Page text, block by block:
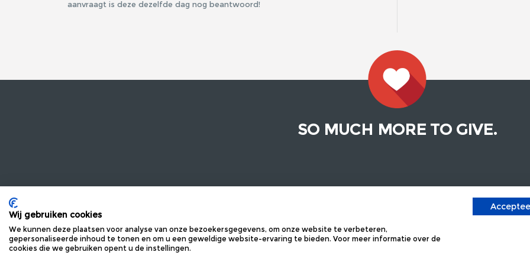
Wij gebruiken cookies
We kunnen deze plaatsen voor analyse van onze bezoekersgegevens, om onze website te verbeteren,
gepersonaliseerde inhoud te tonen en om u een geweldige website-ervaring te bieden. Voor meer informatie over de
cookies die we gebruiken opent u de instellingen.
aanvraagt is deze dezelfde dag nog beantwoord!
SO MUCH MORE TO GIVE.
OVER ONS
PRIVACYVERKLARING
ALGEMENE VOORWAARDEN
CONTACT